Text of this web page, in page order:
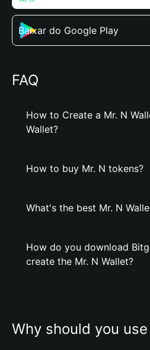
Baixar do Google Play
FAQ
How to Create a Mr. N
Wallet?
How to buy Mr. N tokens?
What's the best Mr. N
How do you download
create the Mr. N Wallet?
Why should you